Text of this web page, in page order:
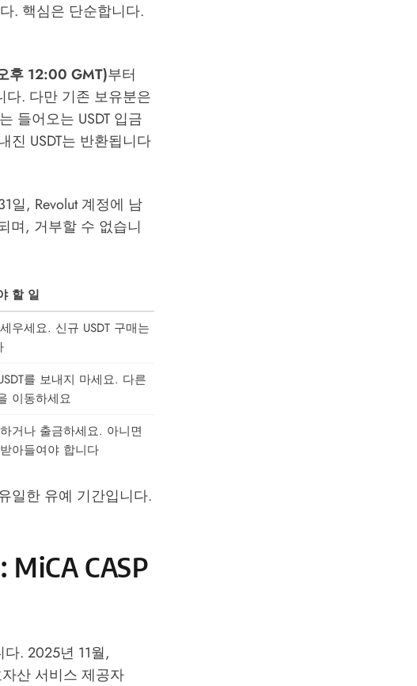
. 핵심은 단순합니다.
후 12:00 GMT)부터
다. 다만 기존 보유분은
들어오는 USDT 입금
진 USDT는 반환됩니다
일, Revolut 계정에 남
며, 거부할 수 없습니
할 일
우세요. 신규 USDT 구매는
를 보내지 마세요. 다른
이동하세요
거나 출금하세요. 아니면
아들여야 합니다
일한 유예 기간입니다.
CASP
. 2025년 11월,
산 서비스 제공자